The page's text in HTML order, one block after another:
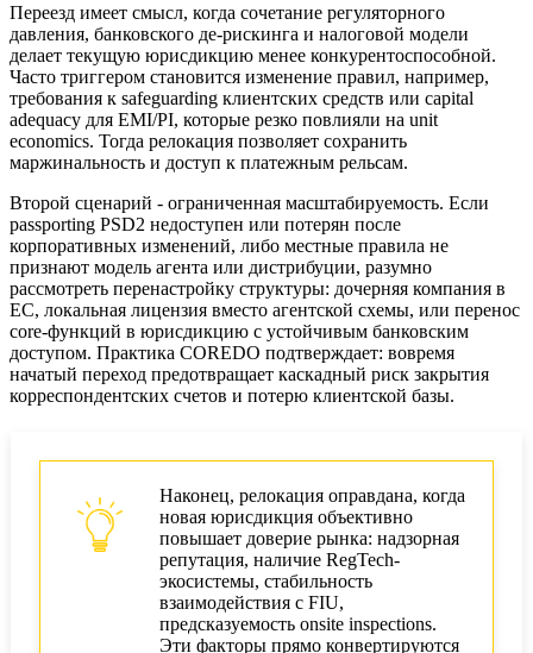
Переезд имеет смысл, когда сочетание регуляторного
давления, банковского де-рискинга и налоговой модели
делает текущую юрисдикцию менее конкурентоспособной.
Часто триггером становится изменение правил, например,
требования к safeguarding клиентских средств или capital
adequacy для EMI/PI, которые резко повлияли на unit
economics. Тогда релокация позволяет сохранить
маржинальность и доступ к платежным рельсам.
Второй сценарий - ограниченная масштабируемость. Если
passporting PSD2 недоступен или потерян после
корпоративных изменений, либо местные правила не
признают модель агента или дистрибуции, разумно
рассмотреть перенастройку структуры: дочерняя компания в
ЕС, локальная лицензия вместо агентской схемы, или перенос
core-функций в юрисдикцию с устойчивым банковским
доступом. Практика COREDO подтверждает: вовремя
начатый переход предотвращает каскадный риск закрытия
корреспондентских счетов и потерю клиентской базы.
Наконец, релокация оправдана, когда
новая юрисдикция объективно
повышает доверие рынка: надзорная
репутация, наличие RegTech-
экосистемы, стабильность
взаимодействия с FIU,
предсказуемость onsite inspections.
Эти факторы прямо конвертируются